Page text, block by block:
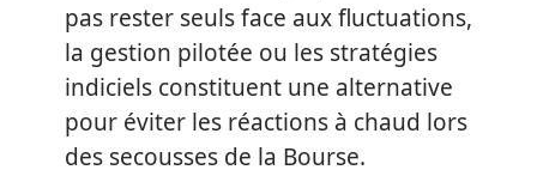
pas rester seuls face aux fluctuations,
la gestion pilotée ou les stratégies
indiciels constituent une alternative
pour éviter les réactions à chaud lors
des secousses de la Bourse.